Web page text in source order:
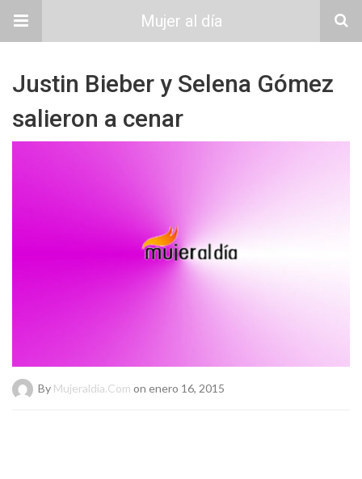
Mujer al día
Justin Bieber y Selena Gómez
salieron a cenar
By Mujeraldia.com on enero 16, 2015